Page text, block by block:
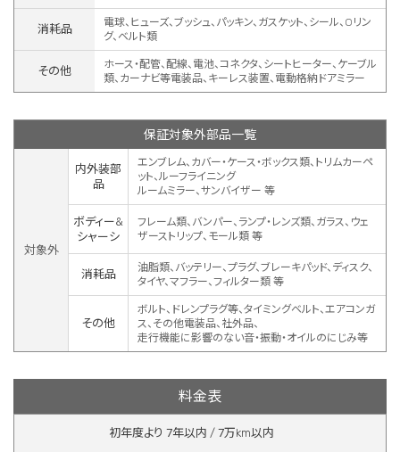
消耗品
電球、ヒューズ、ブッシュ、パッキン、ガスケット、シール、Oリン
グ、ベルト類
その他
ホース・配管、配線、電池、コネクタ、シートヒーター、ケーブル
類、カーナビ等電装品、キーレス装置、 電動格納ドアミラー
保証対象外部品一覧
対象外
内外装部
品
エンブレム、カバー・ケース・ボックス類、トリムカーペ
ット、ルーフライニング
ルームミラー、サンバイザー 等
ボディー&
シャーシ
フレーム類、バンパー、ランプ・レンズ類、ガラス、ウェ
ザーストリップ、モール類 等
消耗品
油脂類、バッテリー、プラグ、ブレーキパッド、ディスク、
タイヤ、マフラー、フィルター類 等
その他
ボルト、ドレンプラグ等、タイミングベルト、エアコンガ
ス、その他電装品、社外品、
走行機能に影響のない音・振動・オイルのにじみ等
料金表
初年度より 7年以内 / 7万km以内